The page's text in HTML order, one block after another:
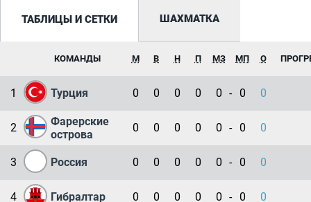
ТАБЛИЦЫ И СЕТКИ ШАХМАТКА
КОМАНДЫ М В Н П МЗ МП О
1 Турция 0 0 0 0 0 - 0 0
2
Фарерские
острова
0 0 0 0 0 - 0 0
3 Россия 0 0 0 0 0 - 0 0
4 Гибралтар 0 0 0 0 0 - 0 0